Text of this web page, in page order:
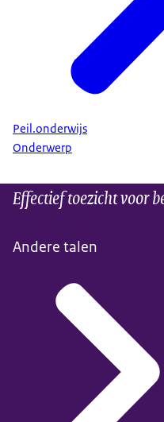
Peil.onderwijs
Onderwerp
Effectief toezicht voor
Andere talen